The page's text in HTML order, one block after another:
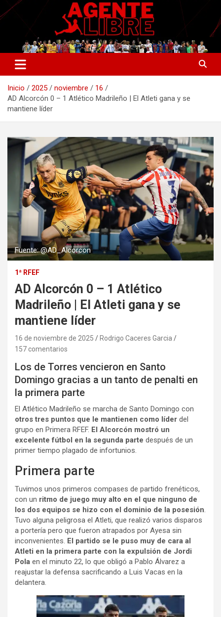
Saltar
al
Agente Libre Digital
La nueva generación del periodismo deportivo.
Inicio 2025 noviembre
16
AD Alcorcón 0 – 1 Atlético Madrileño | El Atleti gana y se
mantiene líder
Fuente: @AD_Alcorcon
1ª RFEF
AD Alcorcón 0 – 1 Atlético
Madrileño | El Atleti gana y se
mantiene líder
16 de noviembre de 2025
Rodrigo Caceres Garcia
157 comentarios
Los de Torres vencieron en Santo
Domingo gracias a un tanto de penalti en
la primera parte
El Atlético Madrileño se marcha de Santo Domingo con
otros tres puntos que le mantienen como líder del
grupo en Primera RFEF. El Alcorcón mostró un
excelente fútbol en la segunda parte después de un
primer tiempo plagado de infortunios.
Primera parte
Tuvimos unos primeros compases de partido frenéticos,
con un ritmo de juego muy alto en el que ninguno de
los dos equipos se hizo con el dominio de la posesión.
Tuvo alguna peligrosa el Atleti, que realizó varios disparos
a portería pero que fueron atrapados por Ayesa sin
inconvenientes. El partido se le puso muy de cara al
Atleti en la primera parte con la expulsión de Jordi
Pola en el minuto 22, lo que obligó a Pablo Álvarez a
reajustar la defensa sacrificando a Luis Vacas en la
delantera.